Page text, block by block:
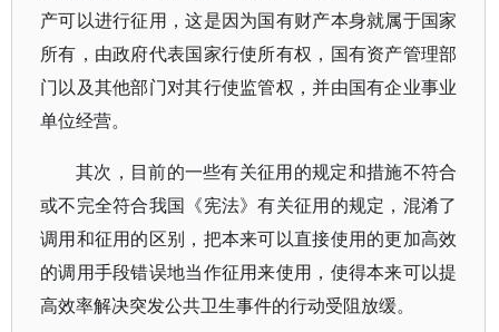
产可以进行征用，这是因为国有财产本身就属于国家
所有，由政府代表国家行使所有权，国有资产管理部
门以及其他部门对其行使监管权，并由国有企业事业
单位经营。
其次，目前的一些有关征用的规定和措施不符合
或不完全符合我国《宪法》有关征用的规定，混淆了
调用和征用的区别，把本来可以直接使用的更加高效
的调用手段错误地当作征用来使用，使得本来可以提
高效率解决突发公共卫生事件的行动受阻放缓。